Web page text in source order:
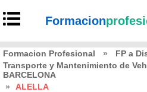
Formacion
Formacion Profesional » FP a
Transporte y Mantenimiento de
BARCELONA
»
ALELLA